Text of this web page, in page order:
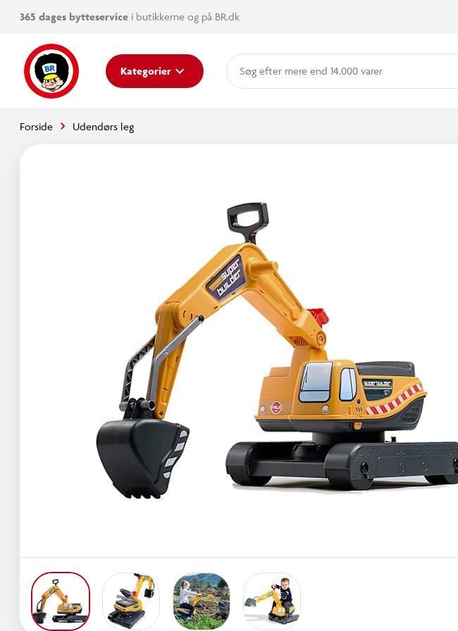
365 dages bytteservice i butikkerne og på BR.dk
Kategorier
mere end 14.000 varer
Forside Udendørs leg